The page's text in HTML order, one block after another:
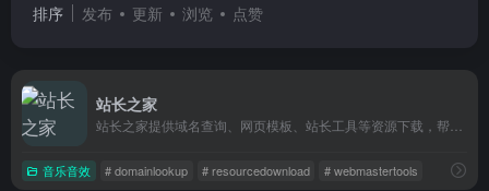
排序 发布 更新 浏览 点赞
站长之家
音乐音效 # domainlookup # resourcedownload # webmastertools